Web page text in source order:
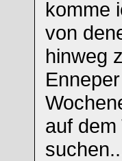
komme
von
hinweg
auf